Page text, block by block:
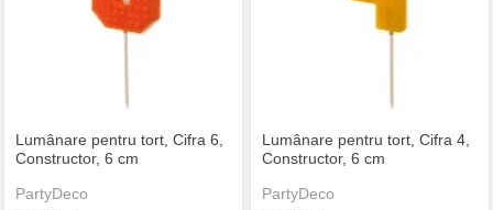
Lumânare pentru tort, Cifra 6,
Constructor, 6 cm
PartyDeco
Lumânare pentru tort, Cifra 4,
Constructor, 6 cm
PartyDeco